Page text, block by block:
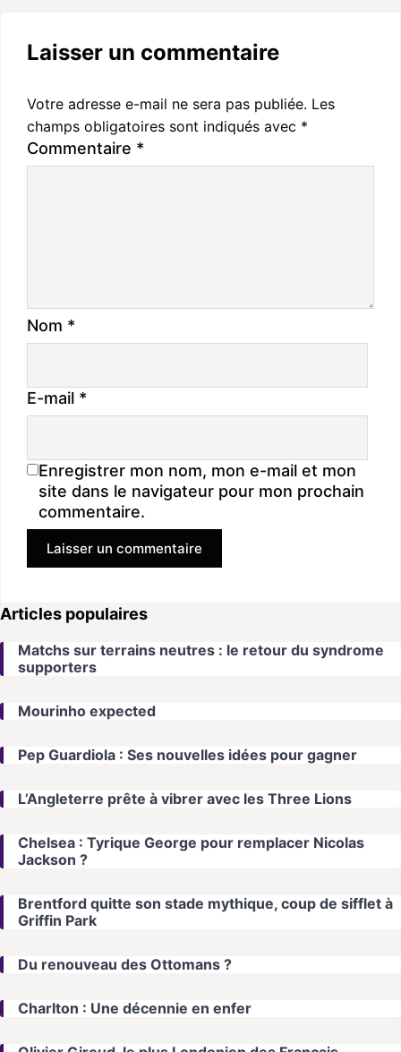
Laisser un commentaire
Votre adresse e-mail ne sera pas publiée. Les
champs obligatoires sont indiqués avec *
Commentaire *
Nom *
E-mail *
Enregistrer mon nom, mon e-mail et mon
site dans le navigateur pour mon prochain
commentaire.
Articles populaires
Matchs sur terrains neutres : le retour du syndrome
supporters
Mourinho expected
Pep Guardiola : Ses nouvelles idées pour gagner
L’Angleterre prête à vibrer avec les Three Lions
Chelsea : Tyrique George pour remplacer Nicolas
Jackson ?
Brentford quitte son stade mythique, coup de sifflet à
Griffin Park
Du renouveau des Ottomans ?
Charlton : Une décennie en enfer